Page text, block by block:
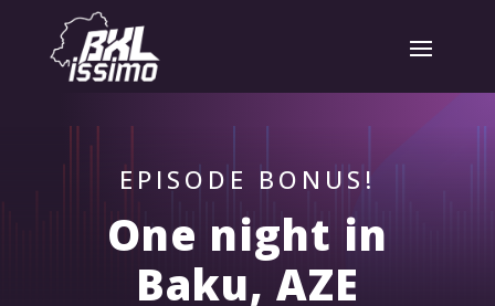
EPISODE BONUS!
One night in
Baku, AZE